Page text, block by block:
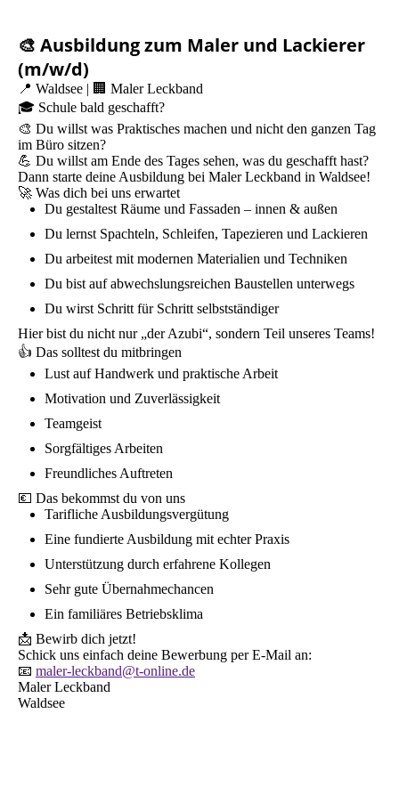
🎨 Ausbildung zum Maler und Lackierer
(m/w/d)
📍 Waldsee | 🏢 Maler Leckband
🎓 Schule bald geschafft?
🎨 Du willst was Praktisches machen und nicht den ganzen Tag
im Büro sitzen?
💪 Du willst am Ende des Tages sehen, was du geschafft hast?
Dann starte deine Ausbildung bei Maler Leckband in Waldsee!
🚀 Was dich bei uns erwartet
Du gestaltest Räume und Fassaden – innen & außen
Du lernst Spachteln, Schleifen, Tapezieren und Lackieren
Du arbeitest mit modernen Materialien und Techniken
Du bist auf abwechslungsreichen Baustellen unterwegs
Du wirst Schritt für Schritt selbstständiger
Hier bist du nicht nur „der Azubi“, sondern Teil unseres Teams!
👍 Das solltest du mitbringen
Lust auf Handwerk und praktische Arbeit
Motivation und Zuverlässigkeit
Teamgeist
Sorgfältiges Arbeiten
Freundliches Auftreten
💶 Das bekommst du von uns
Tarifliche Ausbildungsvergütung
Eine fundierte Ausbildung mit echter Praxis
Unterstützung durch erfahrene Kollegen
Sehr gute Übernahmechancen
Ein familiäres Betriebsklima
📩 Bewirb dich jetzt!
Schick uns einfach deine Bewerbung per E-Mail an:
📧 maler-leckband@t-online.de
Maler Leckband
Waldsee